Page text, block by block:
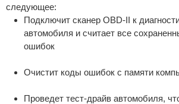
следующее:
Подключит сканер OBD-II к
автомобиля и считает все
ошибок
Очистит коды ошибок с памяти
Проведет тест-драйв автомобиля,